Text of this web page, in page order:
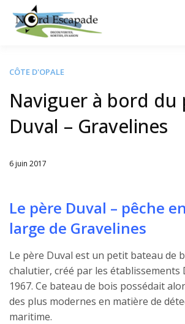
Tourisme et
CÔTE D'OPALE
Naviguer à bord du
Duval – Gravelines
Written
6 juin 2017
Le père Duval – pêche
large de Gravelines
Le père Duval est un petit bateau de
chalutier, créé par les établissements
1967. Ce bateau de bois possédait
des plus modernes en matière de
maritime.